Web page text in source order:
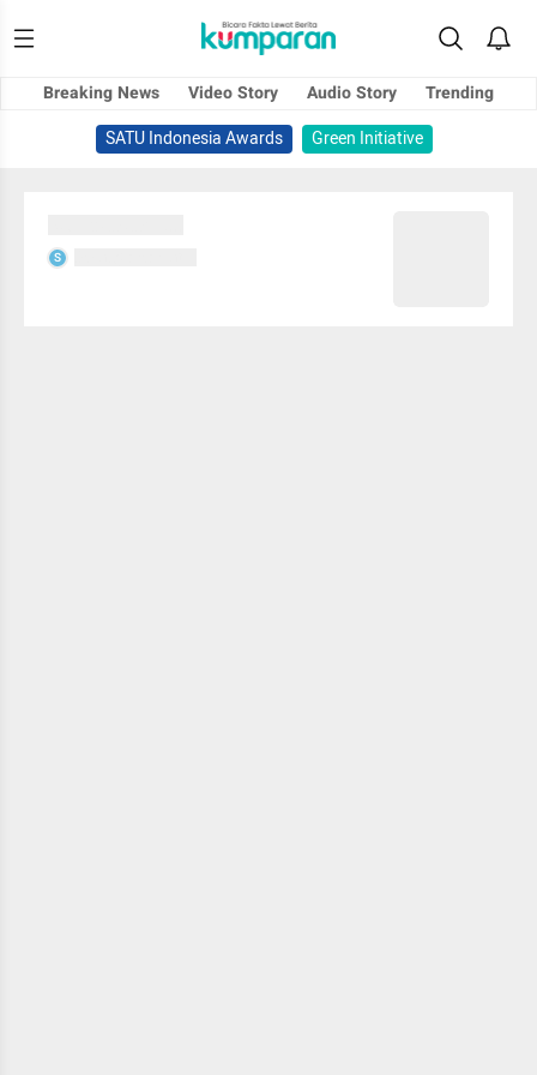
Breaking News Video Story Audio Story
Trending
SATU Indonesia Awards
Green Initiative
S